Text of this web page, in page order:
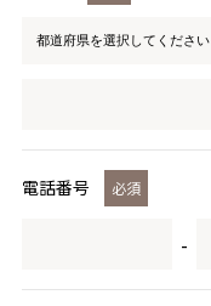
電話番号 必須
-